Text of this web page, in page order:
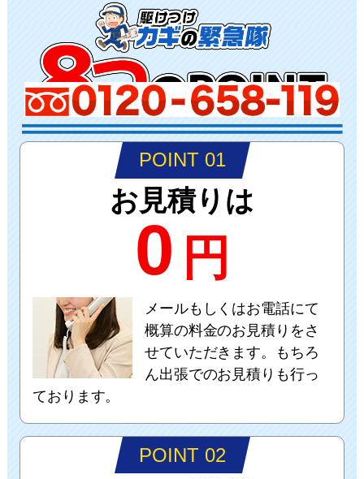
POINT 01
お見積りは
0 円
メールもしくはお電話にて
概算の料金のお見積りをさ
せていただきます。もちろ
ん出張でのお見積りも行っ
ております。
POINT 02